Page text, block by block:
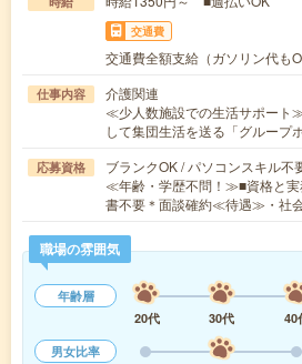
交通費
交通費全額支給（ガソリン代も
仕事内容
介護関連
≪少人数施設での生活サポート
して集団生活を送る「グループ
応募資格
ブランクOK / パソコンスキル不
≪年齢・学歴不問！≫■資格と実
書不要＊面談確約≪待遇≫・社
職場の雰囲気
年齢層
20代
30代 40
男女比率